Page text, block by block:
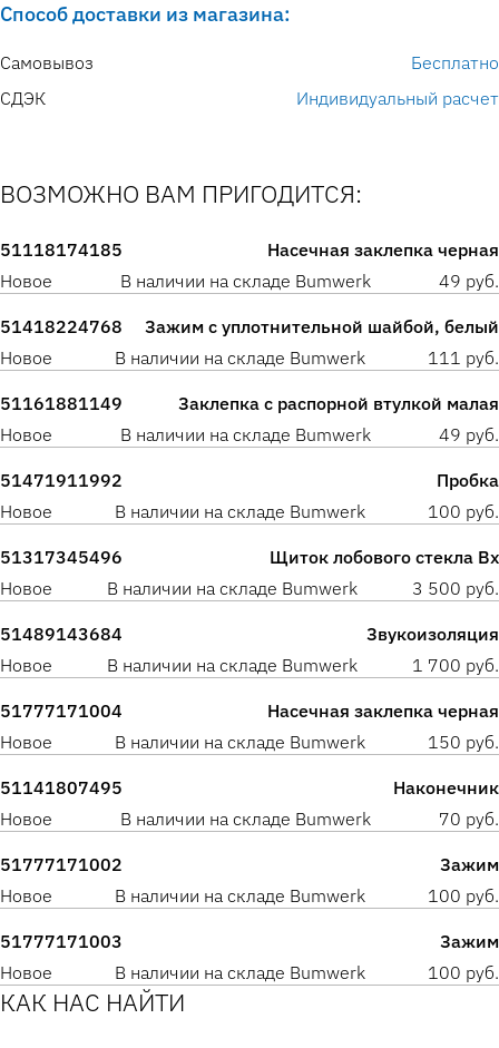
Способ доставки из магазина:
Самовывоз
Бесплатно
СДЭК
Индивидуальный расчет
ВОЗМОЖНО ВАМ ПРИГОДИТСЯ:
51118174185
Насечная заклепка черная
Новое
В наличии на складе Bumwerk 49 руб.
51418224768
Зажим с уплотнительной шайбой, белый
Новое
В наличии на складе Bumwerk 111 руб.
51161881149
Заклепка с распорной втулкой малая
Новое
В наличии на складе Bumwerk 49 руб.
51471911992
Пробка
Новое
В наличии на складе Bumwerk 100 руб.
51317345496
Щиток лобового стекла Вх
Новое
В наличии на складе Bumwerk 3 500 руб.
51489143684
Звукоизоляция
Новое
В наличии на складе Bumwerk 1 700 руб.
51777171004
Насечная заклепка черная
Новое
В наличии на складе Bumwerk 150 руб.
51141807495
Наконечник
Новое
В наличии на складе Bumwerk 70 руб.
51777171002
Зажим
Новое
В наличии на складе Bumwerk 100 руб.
51777171003
Зажим
Новое
В наличии на складе Bumwerk 100 руб.
КАК НАС НАЙТИ